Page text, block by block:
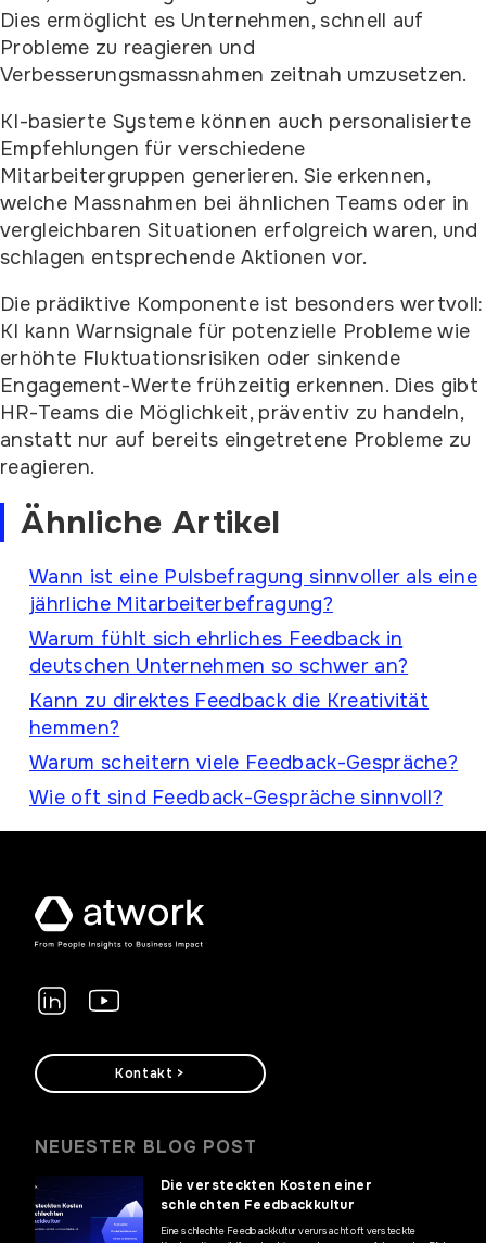
Dies ermöglicht es Unternehmen, schnell auf
Probleme zu reagieren und
Verbesserungsmassnahmen zeitnah umzusetzen.
KI-basierte Systeme können auch personalisierte
Empfehlungen für verschiedene
Mitarbeitergruppen generieren. Sie erkennen,
welche Massnahmen bei ähnlichen Teams oder in
vergleichbaren Situationen erfolgreich waren, und
schlagen entsprechende Aktionen vor.
Die prädiktive Komponente ist besonders wertvoll:
KI kann Warnsignale für potenzielle Probleme wie
erhöhte Fluktuationsrisiken oder sinkende
Engagement-Werte frühzeitig erkennen. Dies gibt
HR-Teams die Möglichkeit, präventiv zu handeln,
anstatt nur auf bereits eingetretene Probleme zu
reagieren.
Ähnliche Artikel
Wann ist eine Pulsbefragung sinnvoller als eine
jährliche Mitarbeiterbefragung?
Warum fühlt sich ehrliches Feedback in
deutschen Unternehmen so schwer an?
Kann zu direktes Feedback die Kreativität
hemmen?
Warum scheitern viele Feedback-Gespräche?
Wie oft sind Feedback-Gespräche sinnvoll?
Kontakt >
NEUESTER BLOG POST
Die versteckten Kosten einer
schlechten Feedbackkultur
Eine schlechte Feedbackkultur verursacht oft versteckte